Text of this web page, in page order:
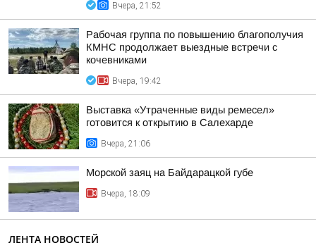
Вчера, 21:52
Рабочая группа по повышению благополучия
КМНС продолжает выездные встречи с
кочевниками
Вчера, 19:42
Выставка «Утраченные виды ремесел»
готовится к открытию в Салехарде
Вчера, 21:06
Морской заяц на Байдарацкой губе
Вчера, 18:09
ЛЕНТА НОВОСТЕЙ